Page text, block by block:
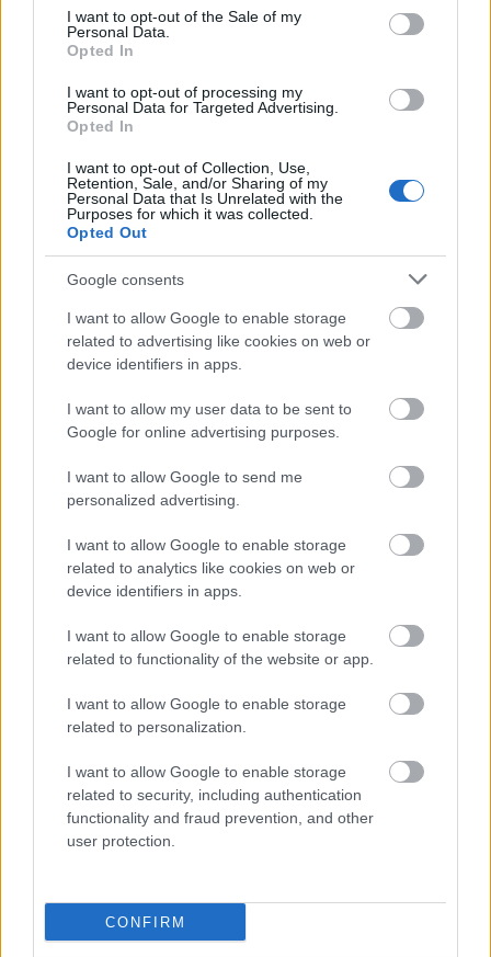
consent section.
I want to opt-out of the Sale of my
Personal Data.
Opted In
I want to opt-out of processing my
Personal Data for Targeted Advertising.
Opted In
I want to opt-out of Collection, Use,
Retention, Sale, and/or Sharing of my
Personal Data that Is Unrelated with the
Purposes for which it was collected.
Opted Out
Google consents
I want to allow Google to enable storage
related to advertising like cookies on web or
device identifiers in apps.
I want to allow my user data to be sent to
Google for online advertising purposes.
I want to allow Google to send me
personalized advertising.
I want to allow Google to enable storage
related to analytics like cookies on web or
device identifiers in apps.
I want to allow Google to enable storage
related to functionality of the website or app.
I want to allow Google to enable storage
related to personalization.
I want to allow Google to enable storage
related to security, including authentication
functionality and fraud prevention, and other
user protection.
CONFIRM
σύμφωνα με το πτυχίο τους ή προκειμένου περί
αυτοαπασχολούμενου, βεβαίωση έναρξης
πανεπιστημιακού επιπέδου, που σύμφωνα με το
πτυχίο τους ασκούν την επιστήμη τους
Οι δικαιούχοι
Έλληνες Πολίτες. Απαιτείται η προσκόμιση
δελτίου αστυνομικής ταυτότητας.
Υπηκόους Κρατών-Μελών της Ευρωπαϊκής
Ένωσης (Ε.Ε.). Απαιτείται η προσκόμιση
«βεβαίωσης καταγραφής πολίτη Ε.Ε».
Χώρου (Ε.Ε.Ο.Χ.) και των Κρατών που
4017/1959 (ΦΕΚ Α 246) Ευρωπαϊκή Σύμβαση.
Απαιτείται η προσκόμιση «άδειας διαμονής σε
Αναγνωρισμένους πρόσφυγες που διαμένουν
μόνιμα στην Ελλάδα, των οποίων το καθεστώς
παραμονής στην Ελλάδα διέπεται από τις
διατάξεις της Σύμβασης του 1951 για το
Καθεστώς των Προσφύγων (ν.δ. 3989/1959,
ΦΕΚ Α 201), όπως τροποποιήθηκε από το
Πρωτόκολλο της Νέας Υόρκης του 1967 για το
Α 125). Απαιτείται η προσκόμιση «Δελτίου
αναγνωρισμένου πρόσφυγα»